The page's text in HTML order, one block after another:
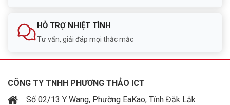
HỖ TRỢ NHIỆT TÌNH
Tư vấn, giải đáp mọi thắc mắc
CÔNG TY TNHH PHƯƠNG THẢO ICT
Số 02/13 Y Wang, Phường EaKao, Tỉnh Đắk Lắk